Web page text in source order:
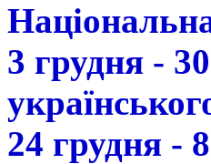
3 грудня -
24 грудня -